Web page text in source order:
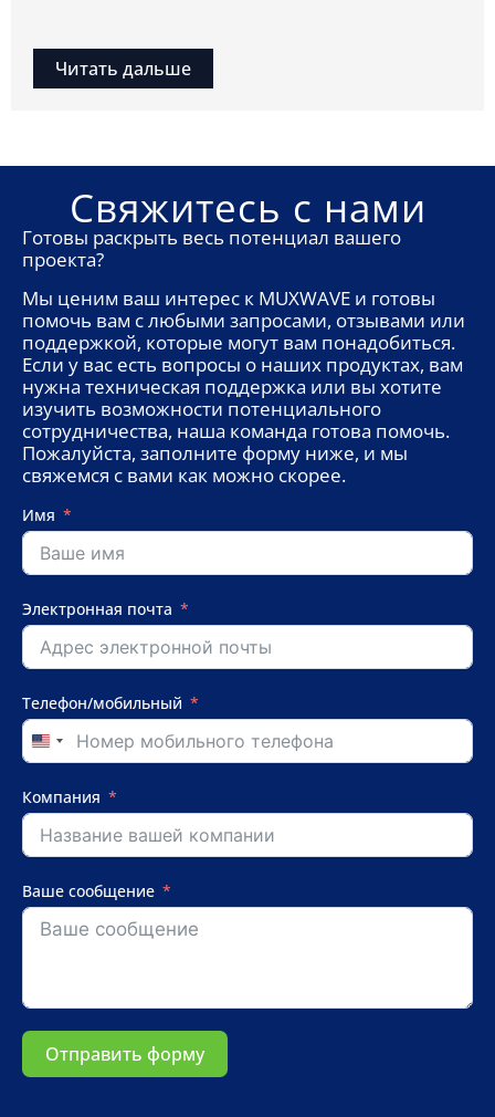
Читать дальше
Свяжитесь с нами
Готовы раскрыть весь потенциал вашего
проекта?
Мы ценим ваш интерес к MUXWAVE и готовы
помочь вам с любыми запросами, отзывами или
поддержкой, которые могут вам понадобиться.
Если у вас есть вопросы о наших продуктах, вам
нужна техническая поддержка или вы хотите
изучить возможности потенциального
сотрудничества, наша команда готова помочь.
Пожалуйста, заполните форму ниже, и мы
свяжемся с вами как можно скорее.
Имя
Электронная почта
Телефон/мобильный
United
States
+1
Компания
Ваше сообщение
Отправить форму